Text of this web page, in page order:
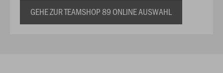
GEHE ZUR TEAMSHOP 89 ONLINE AUSWAHL